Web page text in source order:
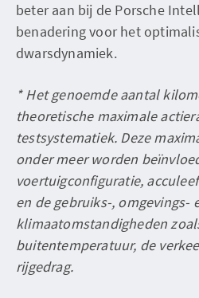
beter aan bij de Porsche
benadering voor het
dwarsdynamiek.
* Het genoemde aantal
theoretische maximale
testsystematiek. Deze
onder meer worden
voertuigconfiguratie,
en de gebruiks-, omgevings-
klimaatomstandigheden
buitentemperatuur, de
rijgedrag.